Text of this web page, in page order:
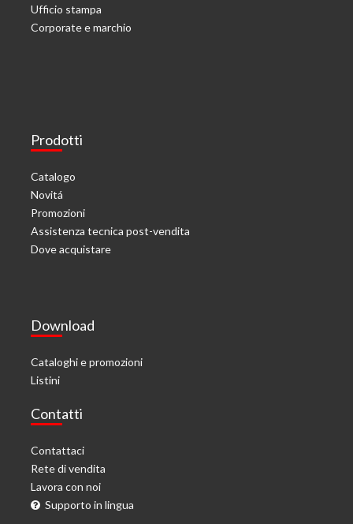
Ufficio stampa
Corporate e marchio
Prodotti
Catalogo
Novitá
Promozioni
Assistenza tecnica post-vendita
Dove acquistare
Download
Cataloghi e promozioni
Listini
Contatti
Contattaci
Rete di vendita
Lavora con noi
Supporto in lingua